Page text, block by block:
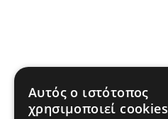
Αυτός ο ιστότοπος
χρησιμοποιεί cookies